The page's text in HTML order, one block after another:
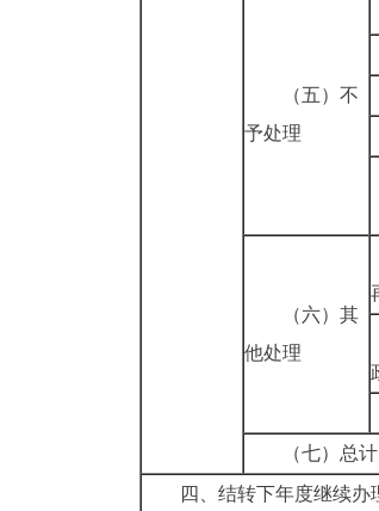
（五）不
予处理
（六）其
他处理
（七）总计
四、结转下年度继续办